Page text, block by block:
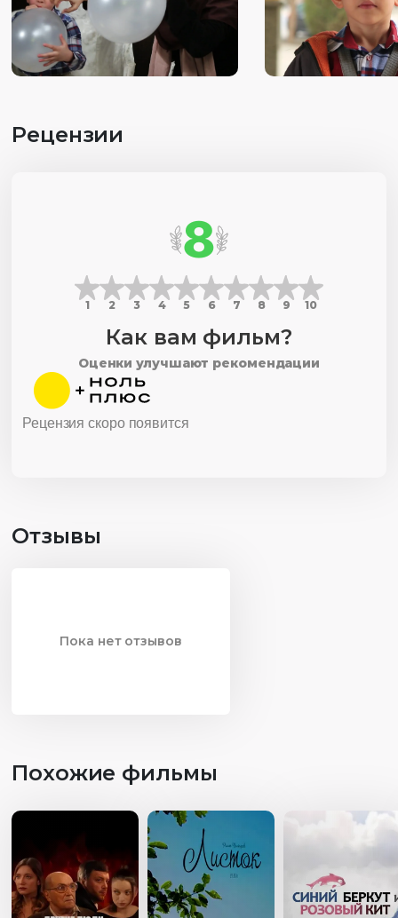
Рецензии
8
1 2 3 4 5 6 7 8 9 10
Как вам фильм?
Оценки улучшают рекомендации
Рецензия скоро появится
Отзывы
Пока нет отзывов
Похожие фильмы